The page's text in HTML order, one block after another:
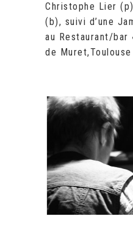
Christophe Lier
(b), suivi d’une
au Restaurant/bar
de Muret,Toulouse